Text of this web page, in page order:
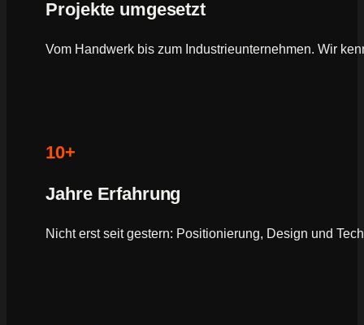
Projekte umgesetzt
Vom Handwerk bis zum Industrieunternehmen. Wir
10+
Jahre Erfahrung
Nicht erst seit gestern: Positionierung, Design und